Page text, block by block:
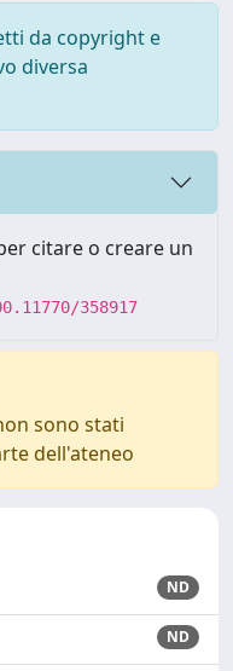
da copyright e
diversa
citare o creare un
358917
sono stati
dell'ateneo
ND
ND